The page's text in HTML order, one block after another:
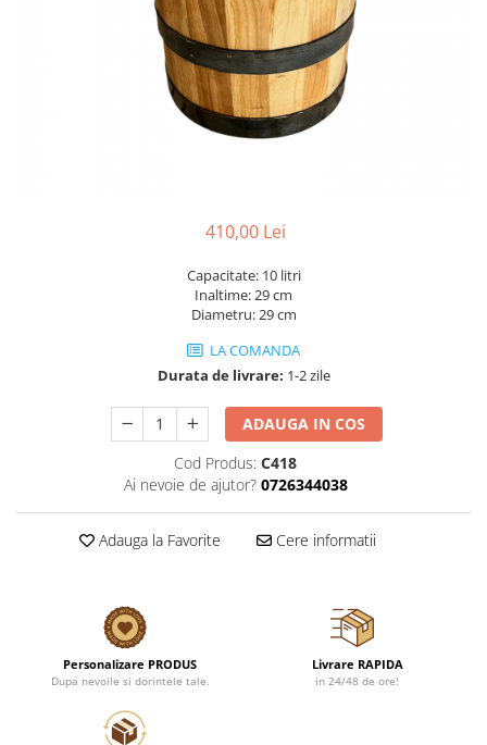
410,00 Lei
Capacitate: 10 litri
Inaltime: 29 cm
Diametru: 29 cm
LA COMANDA
Durata de livrare: 1-2 zile
ADAUGA IN COS
Cod Produs: C418
Ai nevoie de ajutor? 0726344038
Adauga la Favorite Cere informatii
Personalizare PRODUS
Dupa nevoile si dorintele tale.
Livrare RAPIDA
in 24/48 de ore!